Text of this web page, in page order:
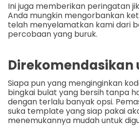
Ini juga memberikan peringatan
Anda mungkin mengorbankan
telah menyelamatkan kami dari
percobaan yang buruk.
Direkomendasikan
Siapa pun yang menginginkan
bingkai bulat yang bersih tanpa
dengan terlalu banyak opsi.
suka template yang siap pakai
menemukannya mudah untuk